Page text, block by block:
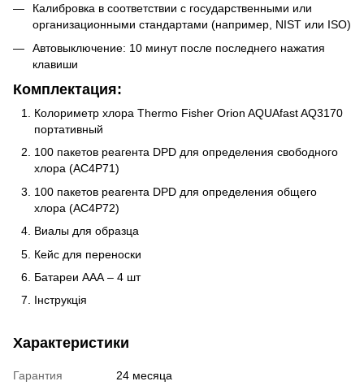
Калибровка в соответствии с государственными или
организационными стандартами (например, NIST или ISO)
Автовыключение: 10 минут после последнего нажатия
клавиши
Комплектация:
Колориметр хлора Thermo Fisher Orion AQUAfast AQ3170
портативный
100 пакетов реагента DPD для определения свободного
хлора (AC4P71)
100 пакетов реагента DPD для определения общего
хлора (AC4P72)
Виалы для образца
Кейс для переноски
Батареи ААА – 4 шт
Інструкція
Характеристики
Гарантия
24 месяца